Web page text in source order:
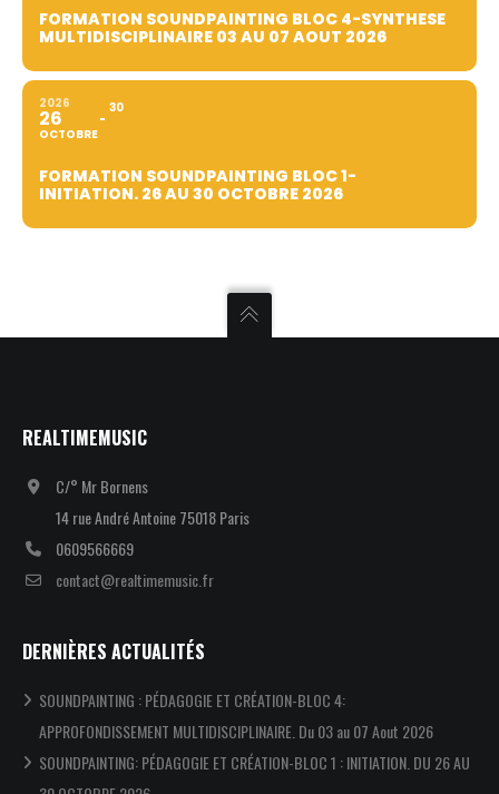
FORMATION SOUNDPAINTING BLOC 4-SYNTHESE
MULTIDISCIPLINAIRE 03 AU 07 AOUT 2026
2026
26
OCTOBRE
30
FORMATION SOUNDPAINTING BLOC 1-
INITIATION. 26 AU 30 OCTOBRE 2026
REALTIMEMUSIC
C/° Mr Bornens
14 rue André Antoine 75018 Paris
0609566669
contact@realtimemusic.fr
DERNIÈRES ACTUALITÉS
SOUNDPAINTING : PÉDAGOGIE ET CRÉATION-BLOC 4:
APPROFONDISSEMENT MULTIDISCIPLINAIRE. Du 03 au 07 Aout 2026
SOUNDPAINTING: PÉDAGOGIE ET CRÉATION-BLOC 1 : INITIATION. DU 26 AU